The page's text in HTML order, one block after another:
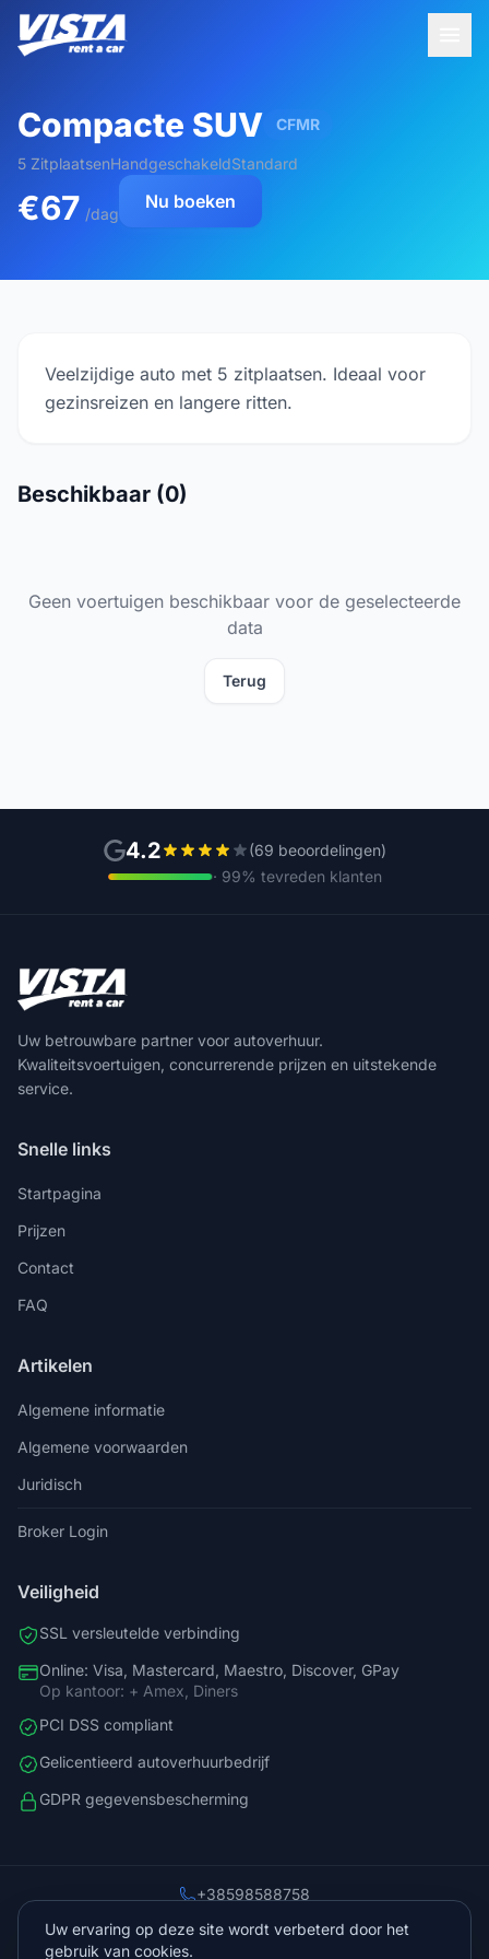
Compacte SUV CFMR
5 ZitplaatsenHandgeschakeldStandard
€67 /dag
Nu boeken
Veelzijdige auto met 5 zitplaatsen. Ideaal voor
gezinsreizen en langere ritten.
Beschikbaar (0)
Geen voertuigen beschikbaar voor de geselecteerde
data
Terug
4.2
(69 beoordelingen)
· 99% tevreden klanten
Uw betrouwbare partner voor autoverhuur.
Kwaliteitsvoertuigen, concurrerende prijzen en uitstekende
service.
Snelle links
Startpagina
Prijzen
Contact
FAQ
Artikelen
Algemene informatie
Algemene voorwaarden
Juridisch
Broker Login
Veiligheid
SSL versleutelde verbinding
Online: Visa, Mastercard, Maestro, Discover, GPay
Op kantoor: + Amex, Diners
PCI DSS compliant
Gelicentieerd autoverhuurbedrijf
GDPR gegevensbescherming
+38598588758
Planinarski put 9, Veliko Brdo, Makarska
Uw ervaring op deze site wordt verbeterd door het
gebruik van cookies.